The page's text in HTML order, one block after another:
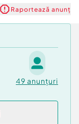
Raportează anunț
49 anunțuri